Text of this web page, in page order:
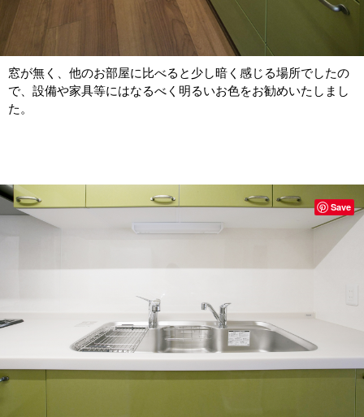
窓が無く、他のお部屋に比べると少し暗く感じる場所でしたの
で、設備や家具等にはなるべく明るいお色をお勧めいたしまし
た。
Save